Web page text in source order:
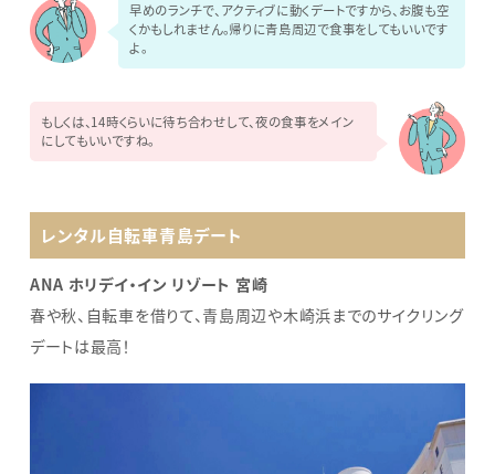
早めのランチで、アクティブに動くデートですから、お腹も空
くかもしれません。帰りに青島周辺で食事をしてもいいです
よ。
もしくは、14時くらいに待ち合わせして、夜の食事をメイン
にしてもいいですね。
レンタル自転車青島デート
ANA ホリデイ・イン リゾート 宮崎
春や秋、自転車を借りて、青島周辺や木崎浜までのサイクリング
デートは最高！